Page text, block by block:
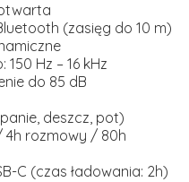
(zasięg do 10 m)
Hz – 16 kHz
do 85 dB
deszcz, pot)
4h rozmowy / 80h
C (czas ładowania: 2h)